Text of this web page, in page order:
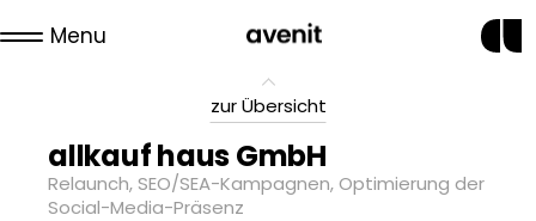
zur Übersicht
allkauf haus GmbH
Relaunch, SEO/SEA-Kampagnen, Optimierung der
Social-Media-Präsenz
Menu